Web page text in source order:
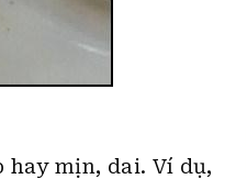
hay mịn, dai. Ví dụ,